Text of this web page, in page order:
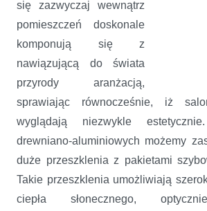
się zazwyczaj wewnątrz
pomieszczeń doskonale
komponują się z
nawiązującą do świata
przyrody aranżacją,
sprawiając równocześnie, iż
wyglądają niezwykle
drewniano-aluminiowych możemy
duże przeszklenia z pakietami
Takie przeszklenia umożliwiają
ciepła słonecznego,